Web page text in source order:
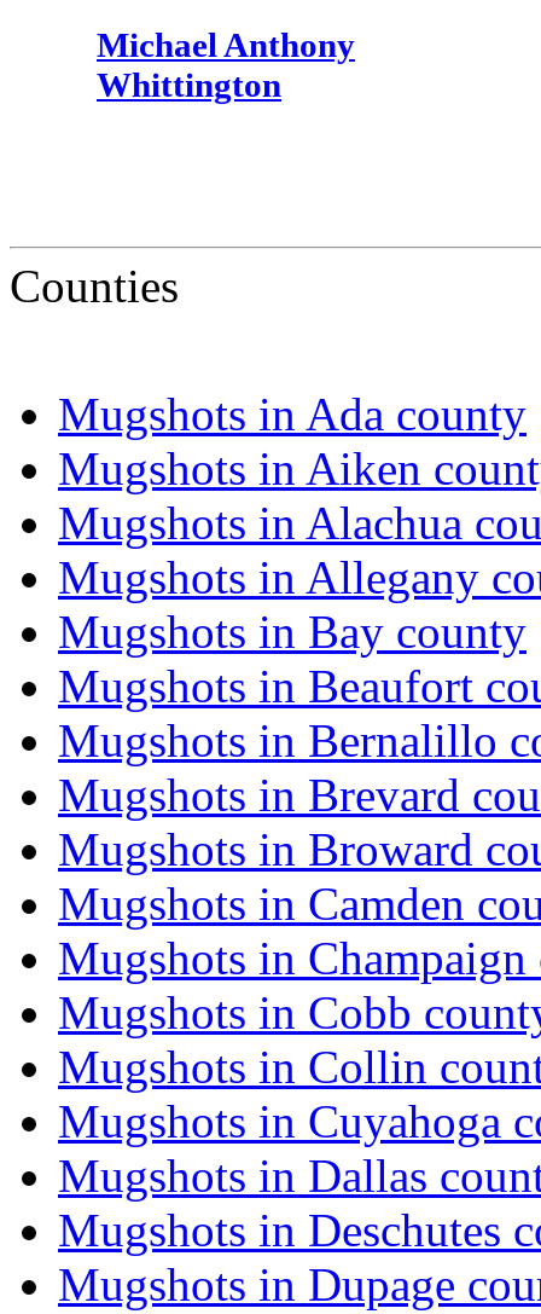
Michael Anthony
Whittington
Counties
Mugshots in Ada county
Mugshots in Aiken
Mugshots in Alachua
Mugshots in Allegany
Mugshots in Bay county
Mugshots in Beaufort
Mugshots in Bernalillo
Mugshots in Brevard
Mugshots in Broward
Mugshots in Camden
Mugshots in
Mugshots in Cobb
Mugshots in Collin
Mugshots in Cuyahoga
Mugshots in Dallas
Mugshots in Deschutes
Mugshots in Dupage